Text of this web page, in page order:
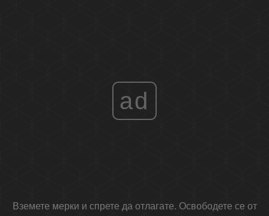
ad
Вземете мерки и спрете да отлагате. Освободете се от